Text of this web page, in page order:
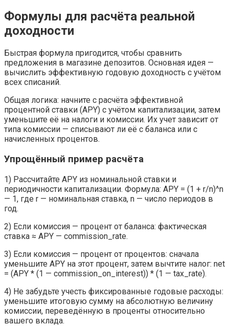
Формулы для расчёта реальной
доходности
Быстрая формула пригодится, чтобы сравнить
предложения в магазине депозитов. Основная идея —
вычислить эффективную годовую доходность с учётом
всех списаний.
Общая логика: начните с расчёта эффективной
процентной ставки (APY) с учётом капитализации, затем
уменьшите её на налоги и комиссии. Их учет зависит от
типа комиссии — списывают ли её с баланса или с
начисленных процентов.
Упрощённый пример расчёта
1) Рассчитайте APY из номинальной ставки и
периодичности капитализации. Формула: APY = (1 + r/n)^n
— 1, где r — номинальная ставка, n — число периодов в
год.
2) Если комиссия — процент от баланса: фактическая
ставка ≈ APY — commission_rate.
3) Если комиссия — процент от процентов: сначала
уменьшите APY на этот процент, затем вычтите налог: net
= (APY * (1 — commission_on_interest)) * (1 — tax_rate).
4) Не забудьте учесть фиксированные годовые расходы:
уменьшите итоговую сумму на абсолютную величину
комиссии, переведённую в проценты относительно
вашего вклада.